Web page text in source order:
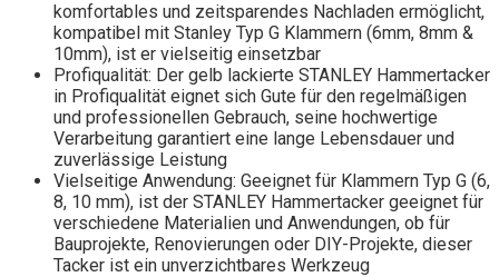
komfortables und zeitsparendes Nachladen ermöglicht,
kompatibel mit Stanley Typ G Klammern (6mm, 8mm &
10mm), ist er vielseitig einsetzbar
Profiqualität: Der gelb lackierte STANLEY Hammertacker
in Profiqualität eignet sich Gute für den regelmäßigen
und professionellen Gebrauch, seine hochwertige
Verarbeitung garantiert eine lange Lebensdauer und
zuverlässige Leistung
Vielseitige Anwendung: Geeignet für Klammern Typ G (6,
8, 10 mm), ist der STANLEY Hammertacker geeignet für
verschiedene Materialien und Anwendungen, ob für
Bauprojekte, Renovierungen oder DIY-Projekte, dieser
Tacker ist ein unverzichtbares Werkzeug